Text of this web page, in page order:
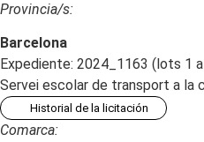
Provincia/s:
Barcelona
Expediente: 2024_1163 (lots 1
Servei escolar de transport a la
Historial de la licitación
Comarca: